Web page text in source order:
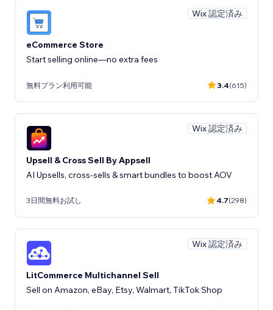
Wix 認定済み
eCommerce Store
Start selling online—no extra fees
無料プラン利用可能 3.4(615)
Wix 認定済み
Upsell & Cross Sell By Appsell
AI Upsells, cross-sells & smart bundles to boost AOV
3日間無料お試し 4.7(298)
Wix 認定済み
LitCommerce Multichannel Sell
Sell on Amazon, eBay, Etsy, Walmart, TikTok Shop